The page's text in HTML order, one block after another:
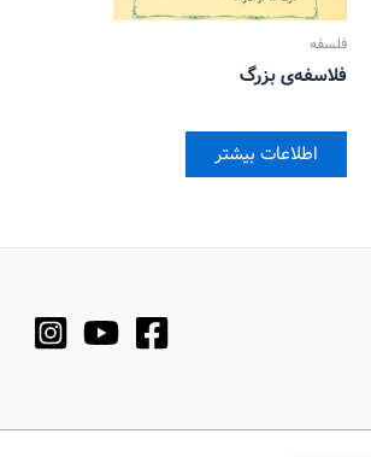
فلسفه
فلاسفه‌ی بزرگ
اطلاعات بیشتر